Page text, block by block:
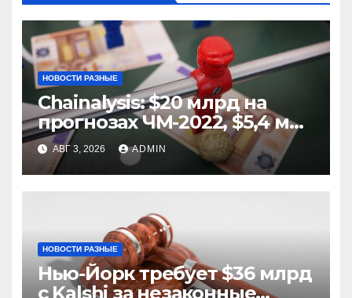
НОВОСТИ РАЗНЫЕ
Chainalysis: $20 млрд на
прогнозах ЧМ-2022, $5,4 млн
из них незаконные
АВГ 3, 2026 ADMIN
НОВОСТИ РАЗНЫЕ
Нью-Йорк требует $36 млрд
с Kalshi за незаконные